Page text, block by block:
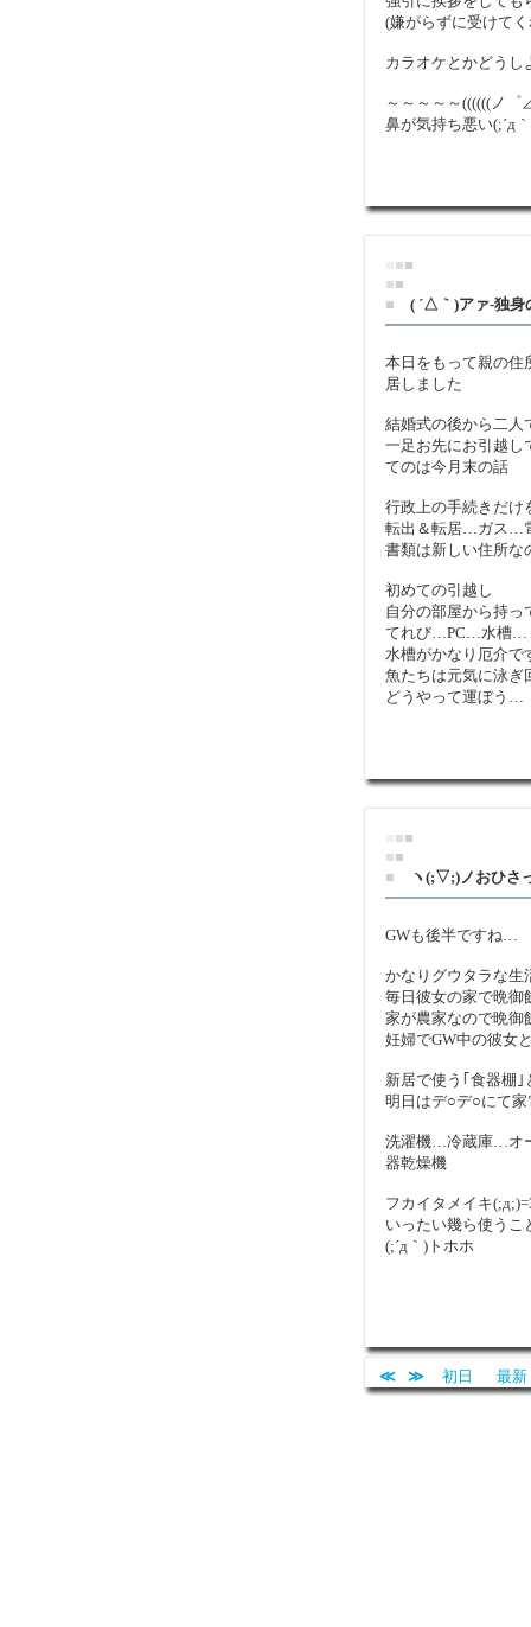
(嫌がらずに受けて
カラオケとかどうし
～～～～～((((((ノ
鼻が気持ち悪い(;´д
■■
■■
■
( ´△｀)アァ-独身
本日をもって親の住
居しました
結婚式の後から二人
一足お先にお引越
てのは今月末の話
行政上の手続きだけ
転出＆転居…ガス…
書類は新しい住所な
初めての引越し
自分の部屋から持っ
てれび…PC…水槽…
水槽がかなり厄介で
魚たちは元気に泳ぎ
どうやって運ぼう…
■■
■■
■
ヽ(;▽;)ノおひさ
GWも後半ですね…
かなりグウタラな生
毎日彼女の家で晩
家が農家なので晩御
妊婦でGW中の彼女
新居で使う｢食器棚
明日はデ○デ○にて
洗濯機…冷蔵庫…オ
器乾燥機
フカイタメイキ
いったい幾ら使うこ
(;´д｀)トホホ
≪ ≫ 初日 最新